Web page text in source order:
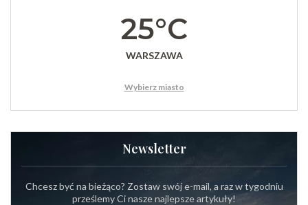
25°C
WARSZAWA
Wybierz miasto
Newsletter
Chcesz być na bieżąco? Zostaw swój e-mail, a raz w tygodniu
prześlemy Ci nasze najlepsze artykuły!